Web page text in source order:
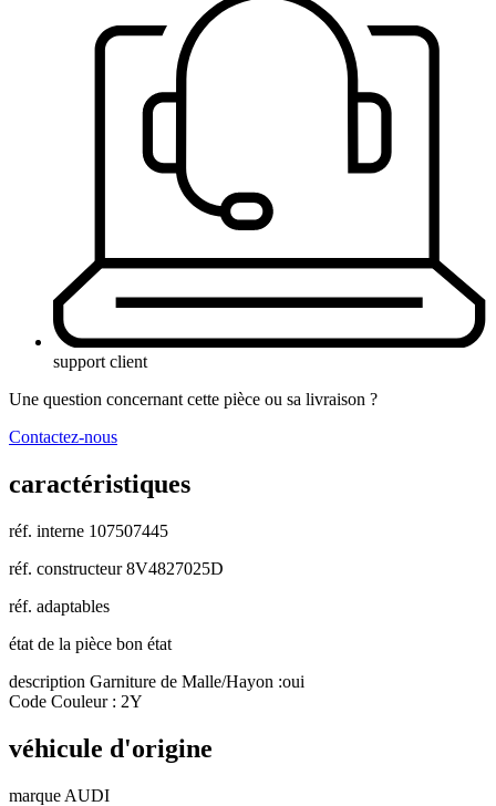
support client
Une question concernant cette pièce ou sa livraison ?
Contactez-nous
caractéristiques
réf. interne 107507445
réf. constructeur 8V4827025D
réf. adaptables
état de la pièce bon état
description Garniture de Malle/Hayon :oui
Code Couleur : 2Y
véhicule d'origine
marque AUDI